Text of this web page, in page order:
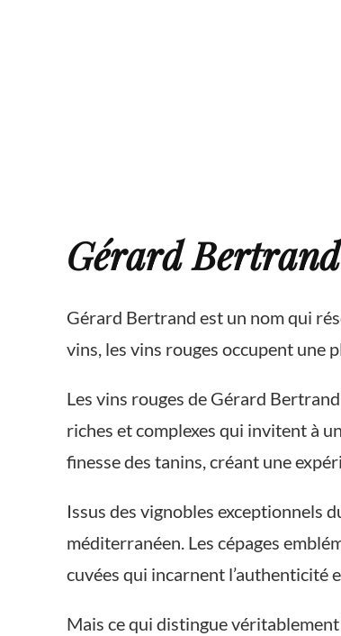
Gérard
Gérard Bertrand est un nom qui
vins, les vins rouges occupent une
Les vins rouges de Gérard
riches et complexes qui invitent à
finesse des tanins, créant une
Issus des vignobles exceptionnels
méditerranéen. Les cépages
cuvées qui incarnent l’authenticité
Mais ce qui distingue